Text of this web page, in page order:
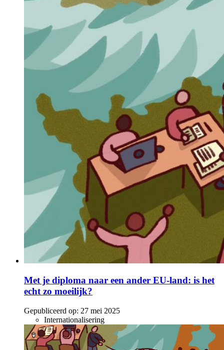
Met je diploma naar een ander EU-land: is het
echt zo moeilijk?
Gepubliceerd op: 27 mei 2025
Internationalisering